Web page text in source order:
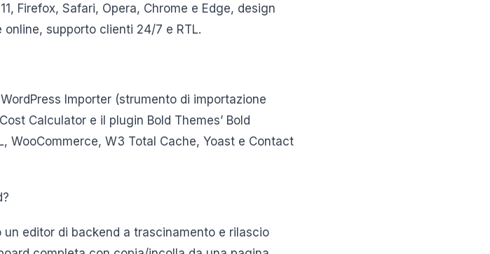
Firefox, Safari, Opera, Chrome e Edge, design
supporto clienti 24/7 e RTL.
Importer (strumento di importazione
Calculator e il plugin Bold Themes’ Bold
WooCommerce, W3 Total Cache, Yoast e Contact
editor di backend a trascinamento e rilascio